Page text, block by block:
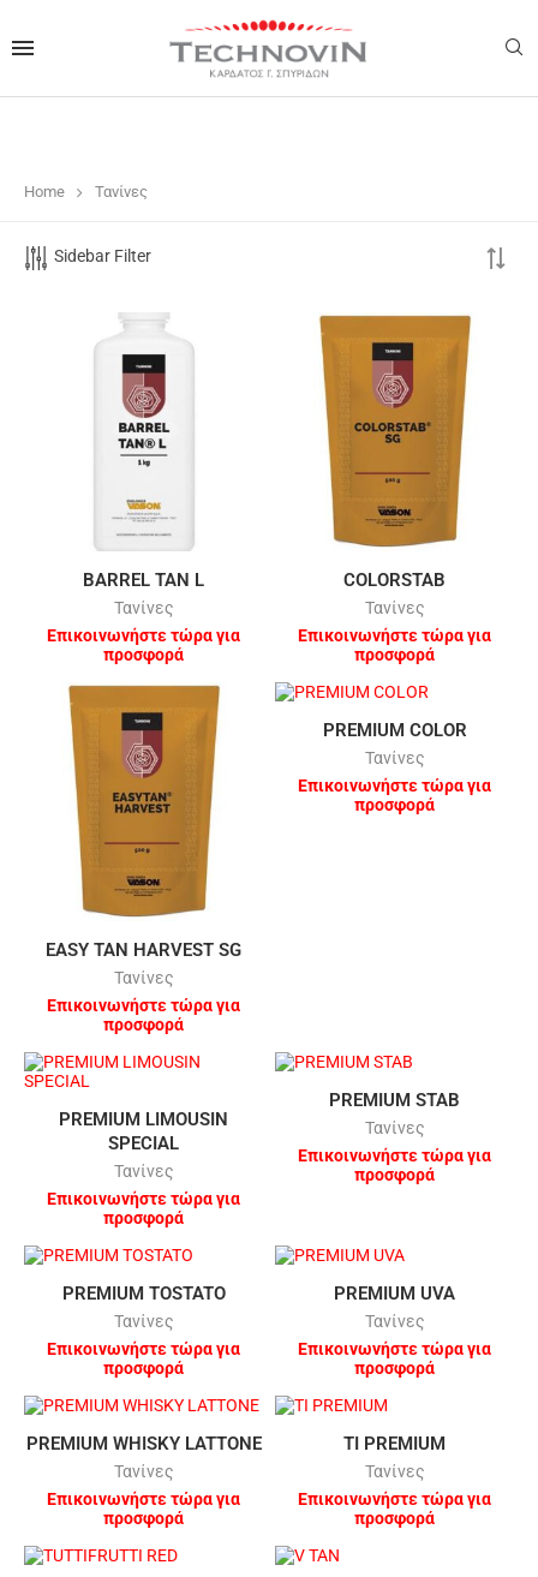
Home Τανίνες
Sidebar Filter
BARREL TAN L
Τανίνες
Επικοινωνήστε τώρα για
προσφορά
COLORSTAB
Τανίνες
Επικοινωνήστε τώρα για
προσφορά
EASY TAN HARVEST SG
Τανίνες
Επικοινωνήστε τώρα για
προσφορά
PREMIUM COLOR
Τανίνες
Επικοινωνήστε τώρα για
προσφορά
PREMIUM LIMOUSIN
SPECIAL
Τανίνες
Επικοινωνήστε τώρα για
προσφορά
PREMIUM STAB
Τανίνες
Επικοινωνήστε τώρα για
προσφορά
PREMIUM TOSTATO
Τανίνες
Επικοινωνήστε τώρα για
προσφορά
PREMIUM UVA
Τανίνες
Επικοινωνήστε τώρα για
προσφορά
PREMIUM WHISKY LATTONE
Τανίνες
Επικοινωνήστε τώρα για
προσφορά
TI PREMIUM
Τανίνες
Επικοινωνήστε τώρα για
προσφορά